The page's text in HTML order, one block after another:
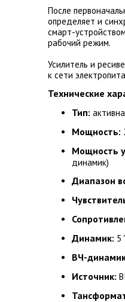
После
определяет и
смарт-
рабочий режим.
Усилитель и
к сети
Технические
Тип:
Мощность:
Мощность
динамик)
Диапазон
Динамик: 5
ВЧ-
Источник: